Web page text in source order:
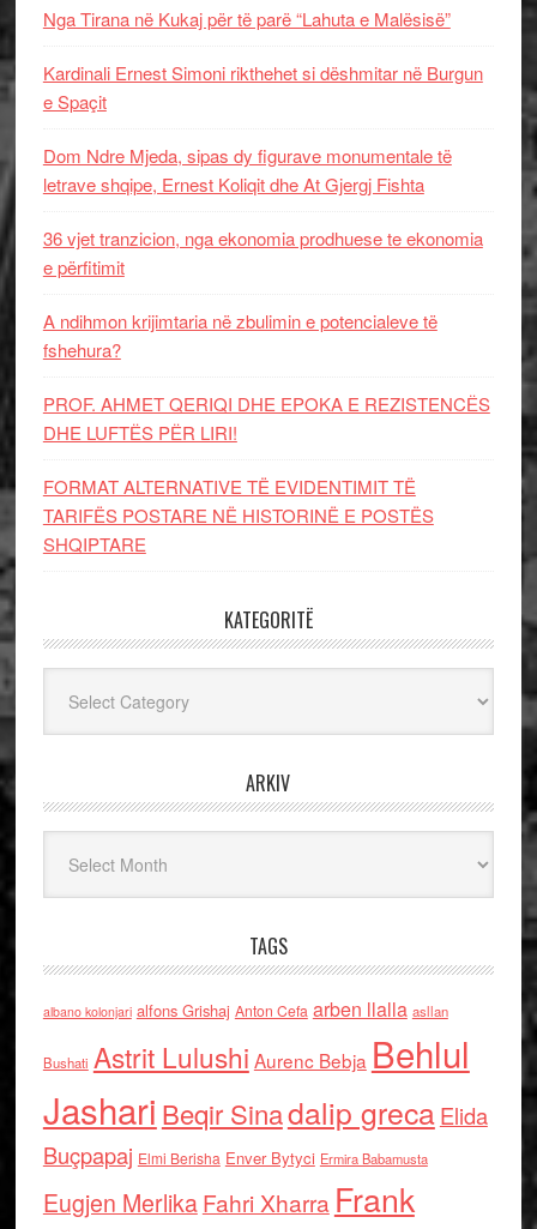
Nga Tirana në Kukaj për të parë “Lahuta e Malësisë”
Kardinali Ernest Simoni rikthehet si dëshmitar në Burgun
e Spaçit
Dom Ndre Mjeda, sipas dy figurave monumentale të
letrave shqipe, Ernest Koliqit dhe At Gjergj Fishta
36 vjet tranzicion, nga ekonomia prodhuese te ekonomia
e përfitimit
A ndihmon krijimtaria në zbulimin e potencialeve të
fshehura?
PROF. AHMET QERIQI DHE EPOKA E REZISTENCЁS
DHE LUFTЁS PЁR LIRI!
FORMAT ALTERNATIVE TË EVIDENTIMIT TË
TARIFËS POSTARE NË HISTORINË E POSTËS
SHQIPTARE
KATEGORITË
ARKIV
TAGS
albano kolonjari alfons Grishaj Anton Cefa arben llalla asllan
Bushati Astrit Lulushi Aurenc Bebja Behlul
Jashari Beqir Sinadalip grecaElida
Buçpapaj Elmi Berisha Enver Bytyci Ermira Babamusta
Eugjen MerlikaFahri Xharra Frank